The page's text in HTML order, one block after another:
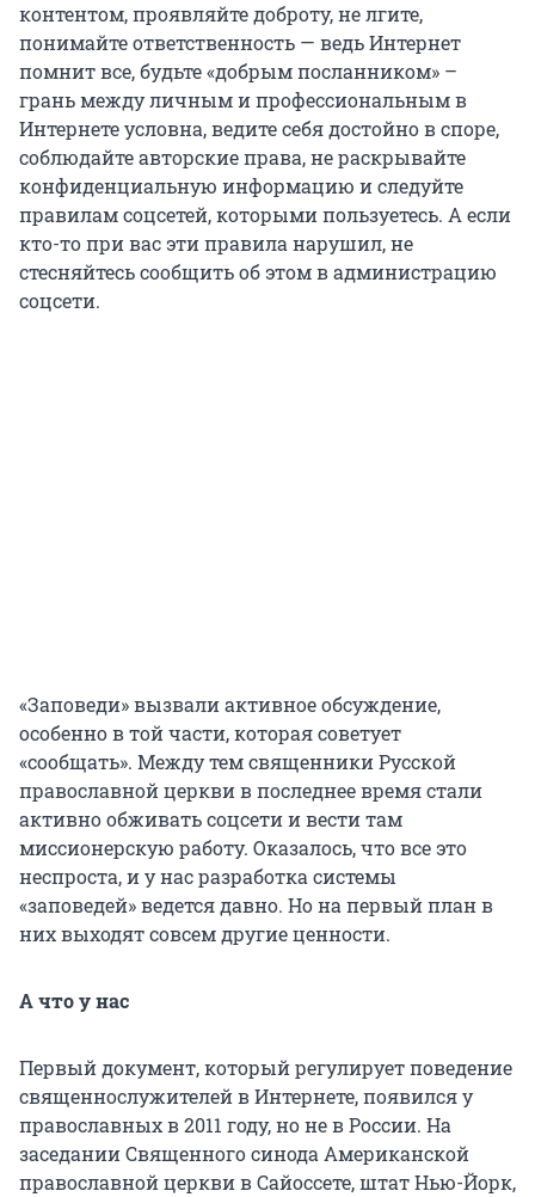
контентом, проявляйте доброту, не лгите,
понимайте ответственность — ведь Интернет
помнит все, будьте «добрым посланником» –
грань между личным и профессиональным в
Интернете условна, ведите себя достойно в споре,
соблюдайте авторские права, не раскрывайте
конфиденциальную информацию и следуйте
правилам соцсетей, которыми пользуетесь. А если
кто-то при вас эти правила нарушил, не
стесняйтесь сообщить об этом в администрацию
соцсети.
«Заповеди» вызвали активное обсуждение,
особенно в той части, которая советует
«сообщать». Между тем священники Русской
православной церкви в последнее время стали
активно обживать соцсети и вести там
миссионерскую работу. Оказалось, что все это
неспроста, и у нас разработка системы
«заповедей» ведется давно. Но на первый план в
них выходят совсем другие ценности.
А что у нас
Первый документ, который регулирует поведение
священнослужителей в Интернете, появился у
православных в 2011 году, но не в России. На
заседании Священного синода Американской
православной церкви в Сайоссете, штат Нью-Йорк,